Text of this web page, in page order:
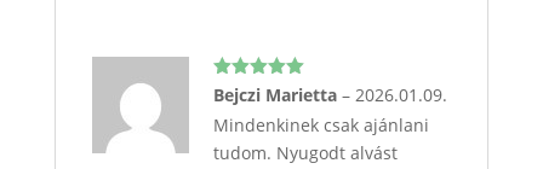
Értékelés:
/ 5
Bejczi Marietta – 2026.01.09.
Mindenkinek csak ajánlani
tudom. Nyugodt alvást